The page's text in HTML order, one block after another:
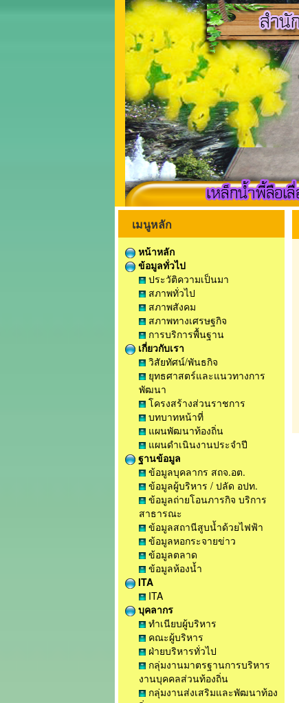
เมนูหลัก
หน้าหลัก
ข้อมูลทั่วไป
ประวัติความเป็นมา
สภาพทั่วไป
สภาพสังคม
สภาพทางเศรษฐกิจ
การบริการพื้นฐาน
เกี่ยวกับเรา
วิสัยทัศน์/พันธกิจ
ยุทธศาสตร์และแนวทางการ
พัฒนา
โครงสร้างส่วนราชการ
บทบาทหน้าที่
แผนพัฒนาท้องถิ่น
แผนดำเนินงานประจำปี
ฐานข้อมูล
ข้อมูลบุคลากร สถจ.อต.
ข้อมูลผู้บริหาร / ปลัด อปท.
ข้อมูลถ่ายโอนภารกิจ บริการ
สาธารณะ
ข้อมูลสถานีสูบน้ำด้วยไฟฟ้า
ข้อมูลหอกระจายข่าว
ข้อมูลตลาด
ข้อมูลห้องน้ำ
ITA
ITA
บุคลากร
ทำเนียบผู้บริหาร
คณะผู้บริหาร
ฝ่ายบริหารทั่วไป
กลุ่มงานมาตรฐานการบริหาร
งานบุคคลส่วนท้องถิ่น
กลุ่มงานส่งเสริมและพัฒนาท้อง